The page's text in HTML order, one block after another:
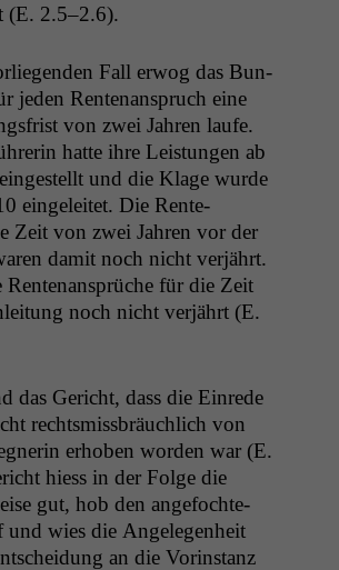
(E. 2.5–2.6).
Fall erwog das Bun­
jeden Rente­nanspruch eine
von zwei Jahren laufe.
hat­te ihre Leis­tun­gen ab
und die Klage wurde
ein­geleit­et. Die Rente­
Zeit von zwei Jahren vor der
damit noch nicht ver­jährt.
Rente­nansprüche für die Zeit
noch nicht ver­jährt (E.
das Gericht, dass die Einrede
rechtsmiss­bräuch­lich von
erhoben wor­den war (E.
hiess in der Folge die
gut, hob den ange­focht­e­
und wies die Angele­gen­heit
an die Vorin­stanz
Cookies
Diese
Cookies sind
nicht
optional, es
braucht sie,
damit die
Website
korrekt
angezeigt
werden kann.
Website zu
verbessern,
zeichnen
wir
anonyme
statistische
Daten auf.